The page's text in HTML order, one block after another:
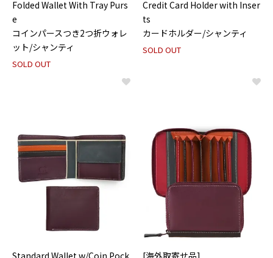
Folded Wallet With Tray Purs
e
コインパースつき2つ折ウォレ
ット/シャンティ
SOLD OUT
Credit Card Holder with Inser
ts
カードホルダー/シャンティ
SOLD OUT